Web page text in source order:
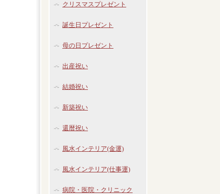
クリスマスプレゼント
誕生日プレゼント
母の日プレゼント
出産祝い
結婚祝い
新築祝い
還暦祝い
風水インテリア(金運)
風水インテリア(仕事運)
病院・医院・クリニック